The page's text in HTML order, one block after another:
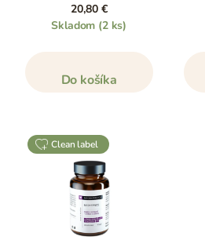
20,80 €
Skladom (2 ks)
Do košíka
clean label